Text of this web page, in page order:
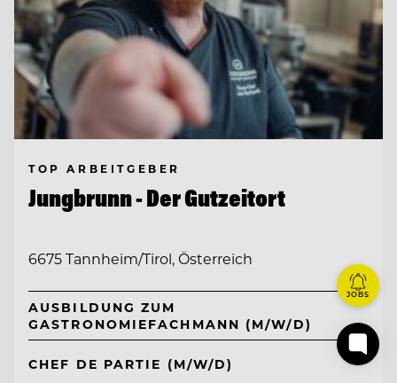
TOP ARBEITGEBER
Jungbrunn - Der Gutzeitort
6675 Tannheim/Tirol, Österreich
AUSBILDUNG ZUM
GASTRONOMIEFACHMANN (M/W/D)
CHEF DE PARTIE (M/W/D)
JOBS